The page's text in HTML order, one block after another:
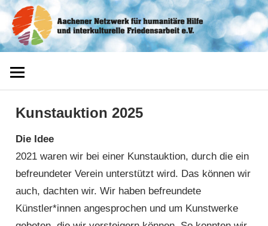
Zum
Inhalt
springen
Aachener
Netzwerk
Kunstauktion 2025
Die Idee
2021 waren wir bei einer Kunstauktion, durch die ein
befreundeter Verein unterstützt wird. Das können wir
auch, dachten wir. Wir haben befreundete
Künstler*innen angesprochen und um Kunstwerke